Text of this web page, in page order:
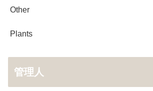
Other
Plants
管理人